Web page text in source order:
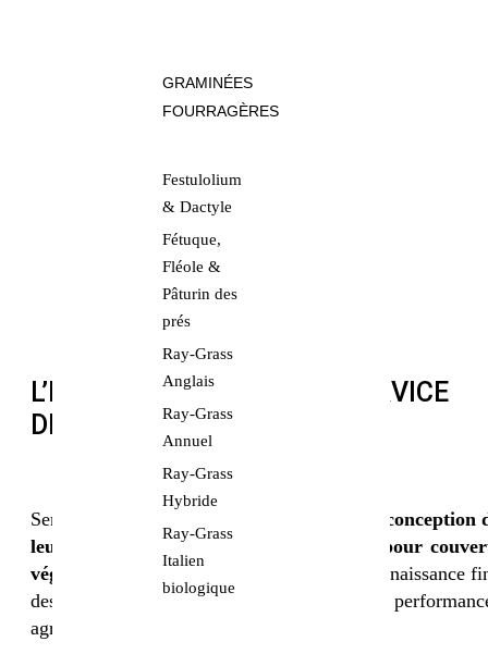
GRAMINÉES
FOURRAGÈRES
Festulolium
& Dactyle
Fétuque,
Fléole &
Pâturin des
prés
Ray-Grass
Anglais
Ray-Grass
Annuel
Ray-Grass
Hybride
Ray-Grass
Italien
biologique
L’EXPERTISE SEMBIO AU SERVICE
DES AGRICULTEURS BIO
Sembio accompagne les agriculteurs dans la
conception
leurs mélanges de semences biologiques pour
végétaux.
Notre expertise repose sur une connaissance
des espèces, de leurs interactions et de leurs
agronomiques.